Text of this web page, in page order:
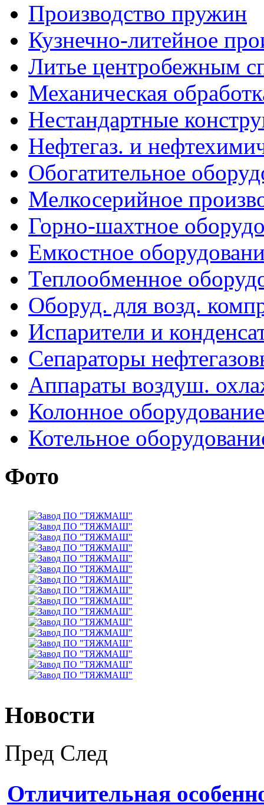
Производство пружин
Кузнечно-литейное
Литье центробежным
Механическая
Нестандартные
Нефтегаз. и
Обогатительное
Мелкосерийное
Горно-шахтное
Емкостное
Теплообменное
Оборуд. для возд.
Испарители и
Сепараторы
Аппараты воздуш.
Колонное оборудование
Котельное
Фото
Новости
Пред След
Отличительная